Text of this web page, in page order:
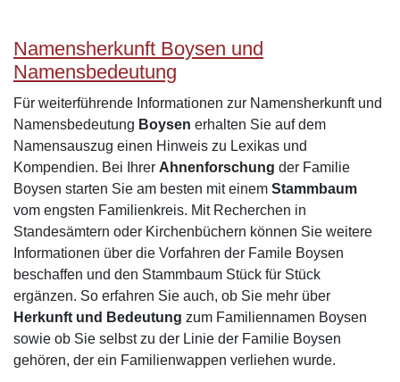
Namensherkunft Boysen und
Namensbedeutung
Für weiterführende Informationen zur Namensherkunft und
Namensbedeutung Boysen erhalten Sie auf dem
Namensauszug einen Hinweis zu Lexikas und
Kompendien. Bei Ihrer Ahnenforschung der Familie
Boysen starten Sie am besten mit einem Stammbaum
vom engsten Familienkreis. Mit Recherchen in
Standesämtern oder Kirchenbüchern können Sie weitere
Informationen über die Vorfahren der Famile Boysen
beschaffen und den Stammbaum Stück für Stück
ergänzen. So erfahren Sie auch, ob Sie mehr über
Herkunft und Bedeutung zum Familiennamen Boysen
sowie ob Sie selbst zu der Linie der Familie Boysen
gehören, der ein Familienwappen verliehen wurde.